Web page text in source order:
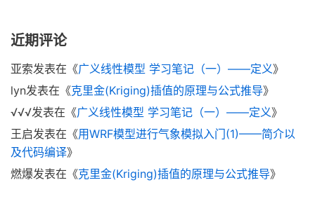
近期评论
亚索发表在《广义线性模型 学习笔记（一）——定义》
lyn发表在《克里金(Kriging)插值的原理与公式推导》
√√√发表在《广义线性模型 学习笔记（一）——定义》
王启发表在《用WRF模型进行气象模拟入门(1)——简介以
及代码编译》
燃爆发表在《克里金(Kriging)插值的原理与公式推导》